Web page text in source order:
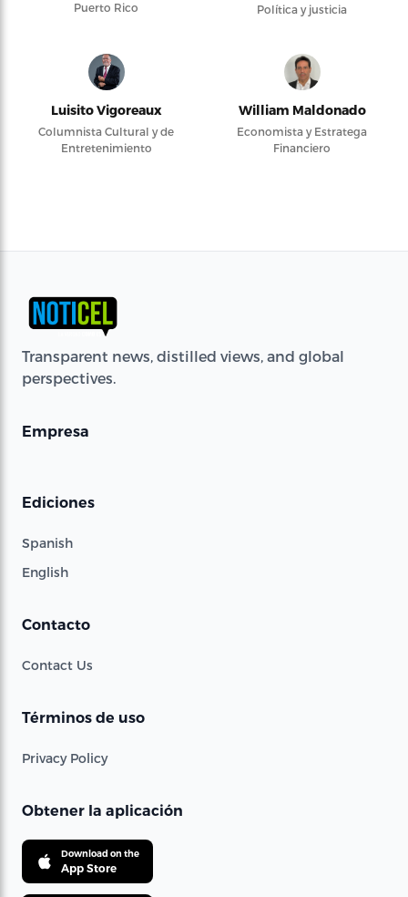
Puerto Rico
Política y justicia
Luisito Vigoreaux
Columnista Cultural y de
Entretenimiento
William Maldonado
Economista y Estratega
Financiero
Transparent news, distilled views, and global
perspectives.
Empresa
Ediciones
Spanish
English
Contacto
Contact Us
Términos de uso
Privacy Policy
Obtener la aplicación
Download on the
App Store